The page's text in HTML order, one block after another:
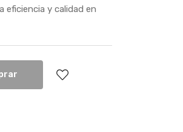
eficiencia y calidad en